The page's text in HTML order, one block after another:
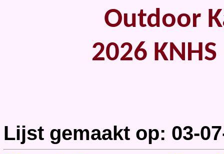
Outdoor
2026
Lijst gemaakt op: 03-